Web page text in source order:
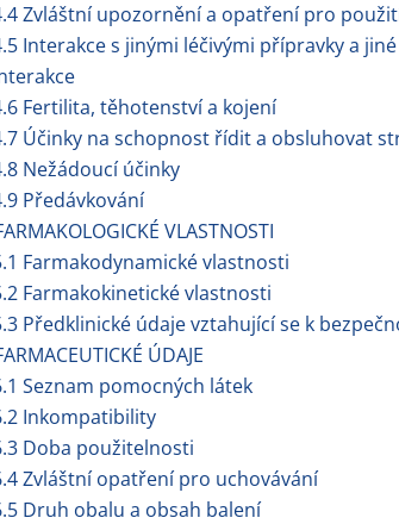
Zvláštní upozornění a opatření pro
Interakce s jinými léčivými přípravky a
Fertilita, těhotenství a kojení
Účinky na schopnost řídit a obsluhovat
Nežádoucí účinky
Předávkování
VLASTNOSTI
Farmakodynamické vlastnosti
Farmakokinetické vlastnosti
Předklinické údaje vztahující se k
ÚDAJE
Seznam pomocných látek
Inkompatibility
Doba použitelnosti
Zvláštní opatření pro uchovávání
Druh obalu a obsah balení